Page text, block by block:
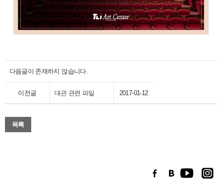
다음글이 존재하지 않습니다.
이전글 대관 관련 파일 2017-01-12
목록
FACEBOOK
BLOG